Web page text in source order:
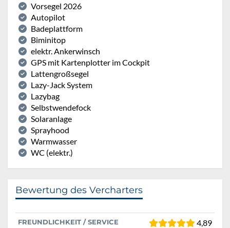
Vorsegel 2026
Autopilot
Badeplattform
Biminitop
elektr. Ankerwinsch
GPS mit Kartenplotter im Cockpit
Lattengroßsegel
Lazy-Jack System
Lazybag
Selbstwendefock
Solaranlage
Sprayhood
Warmwasser
WC (elektr.)
Bewertung des Vercharters
FREUNDLICHKEIT / SERVICE 4,89